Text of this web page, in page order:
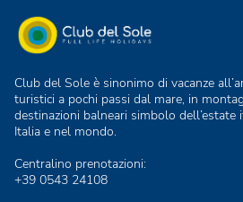
Club del Sole è sinonimo di vacanze
turistici a pochi passi dal mare, in
destinazioni balneari simbolo dell’estate
Italia e nel mondo.
Centralino prenotazioni:
+39 0543 24108